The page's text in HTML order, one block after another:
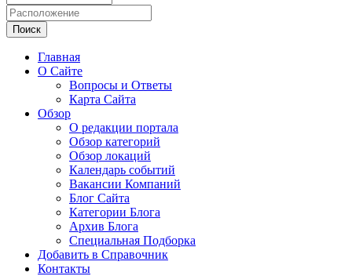
Поиск
Главная
О Сайте
Вопросы и Ответы
Карта Сайта
Обзор
О редакции портала
Обзор категорий
Обзор локаций
Календарь событий
Вакансии Компаний
Блог Сайта
Категории Блога
Архив Блога
Специальная Подборка
Добавить в Справочник
Контакты